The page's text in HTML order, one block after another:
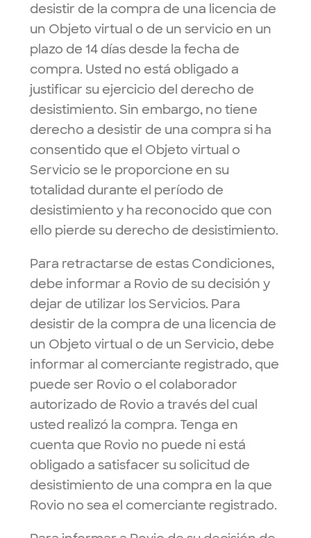
desistir de la compra de una licencia de
un Objeto virtual o de un servicio en un
plazo de 14 días desde la fecha de
compra. Usted no está obligado a
justificar su ejercicio del derecho de
desistimiento. Sin embargo, no tiene
derecho a desistir de una compra si ha
consentido que el Objeto virtual o
Servicio se le proporcione en su
totalidad durante el período de
desistimiento y ha reconocido que con
ello pierde su derecho de desistimiento.
Para retractarse de estas Condiciones,
debe informar a Rovio de su decisión y
dejar de utilizar los Servicios. Para
desistir de la compra de una licencia de
un Objeto virtual o de un Servicio, debe
informar al comerciante registrado, que
puede ser Rovio o el colaborador
autorizado de Rovio a través del cual
usted realizó la compra. Tenga en
cuenta que Rovio no puede ni está
obligado a satisfacer su solicitud de
desistimiento de una compra en la que
Rovio no sea el comerciante registrado.